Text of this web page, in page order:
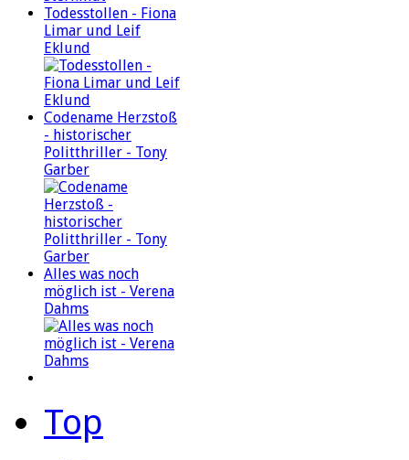
Todesstollen - Fiona
Limar und Leif
Eklund
Codename Herzstoß
- historischer
Politthriller - Tony
Garber
Alles was noch
möglich ist - Verena
Dahms
Top